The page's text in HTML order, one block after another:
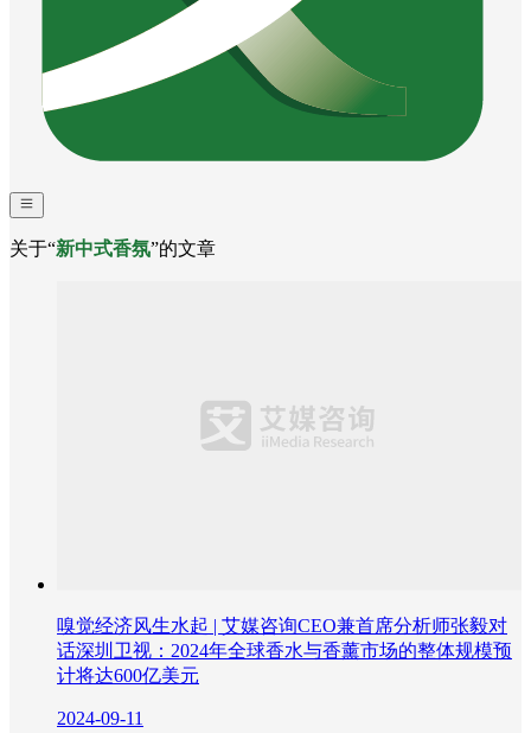
关于“新中式香氛”的文章
嗅觉经济风生水起 | 艾媒咨询CEO兼首席分析师张毅对
话深圳卫视：2024年全球香水与香薰市场的整体规模预
计将达600亿美元
2024-09-11